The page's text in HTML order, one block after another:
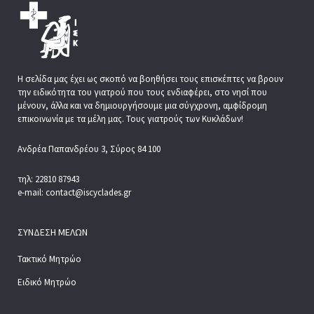
Η σελίδα μας έχει ως σκοπό να βοηθήσει τους επισκέπτες να βρουν
την ειδικότητα του γιατρού που τους ενδιαφέρει, στο νησί που
μένουν, άλλα και να δημιουργήσουμε μια σύγχρονη, αμφίδρομη
επικοινωνία με τα μέλη μας. Τους γιατρούς των Κυκλάδων!
Ανδρέα Παπανδρέου 3, Σύρος 84 100
τηλ: 22810 87943
e-mail: contact@iscyclades.gr
ΣΎΝΔΕΣΗ ΜΕΛΏΝ
Τακτικό Μητρώο
Ειδικό Μητρώο